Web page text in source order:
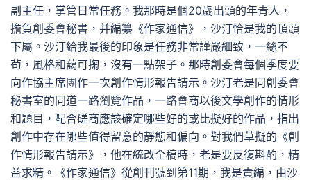
副主任，掌管日常任務。我那時是個20歲出頭的年青人，
擔負創委會秘書，并編纂《作家通信》，沙汀恰是我的頂頭
下屬。沙汀給我最後的印象是任務非常謹嚴細致，一絲不
茍，風格和藹可掬，沒有一點架子。那時創委會每個季度要
向作協主席團作一次創作情形報告請示。沙汀老是同創委會
秘書室的同道一路瀏覽作品，一路會商以後文學創作的情形
和題目，配合磋商應該確定哪些好的或比擬好的作品，指出
創作中存在哪些值得留意的靜態和偏向。對我們草擬的《創
作情形報告請示》，他在統改全稿時，老是要反復斟酌，精
益求精。《作家通信》從創刊號到第11期，我是責編，由沙